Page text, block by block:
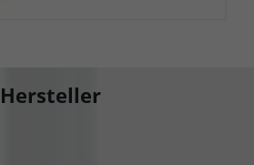
Hersteller